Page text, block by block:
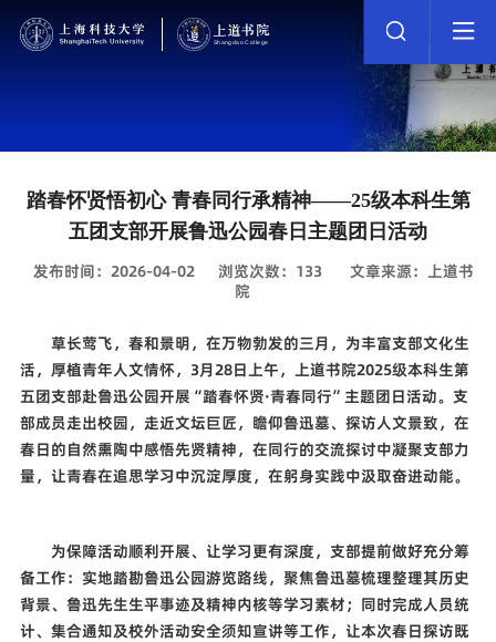
踏春怀贤悟初心 青春同行承精神——25级本科生第
五团支部开展鲁迅公园春日主题团日活动
发布时间：2026-04-02
浏览次数： 133
文章来源：上道书
院
草长莺飞，春和景明，在万物勃发的三月，为丰富支部文化生
活，厚植青年人文情怀， 3月28日上午，上道书院2025级本科生第
五团支部赴鲁迅公园开展 “踏春怀贤·青春同行” 主题团日活动。支
部成员走出校园，走近文坛巨匠，瞻仰鲁迅墓、探访人文景致，在
春日的自然熏陶中感悟先贤精神，在同行的交流探讨中凝聚支部力
量，让青春在追思学习中沉淀厚度，在躬身实践中汲取奋进动能。
为保障活动顺利开展、让学习更有深度，支部提前做好充分筹
备工作：实地踏勘鲁迅公园游览路线，聚焦鲁迅墓梳理整理其历史
背景、鲁迅先生生平事迹及精神内核等学习素材；同时完成人员统
计、集合通知及校外活动安全须知宣讲等工作，让本次春日探访既